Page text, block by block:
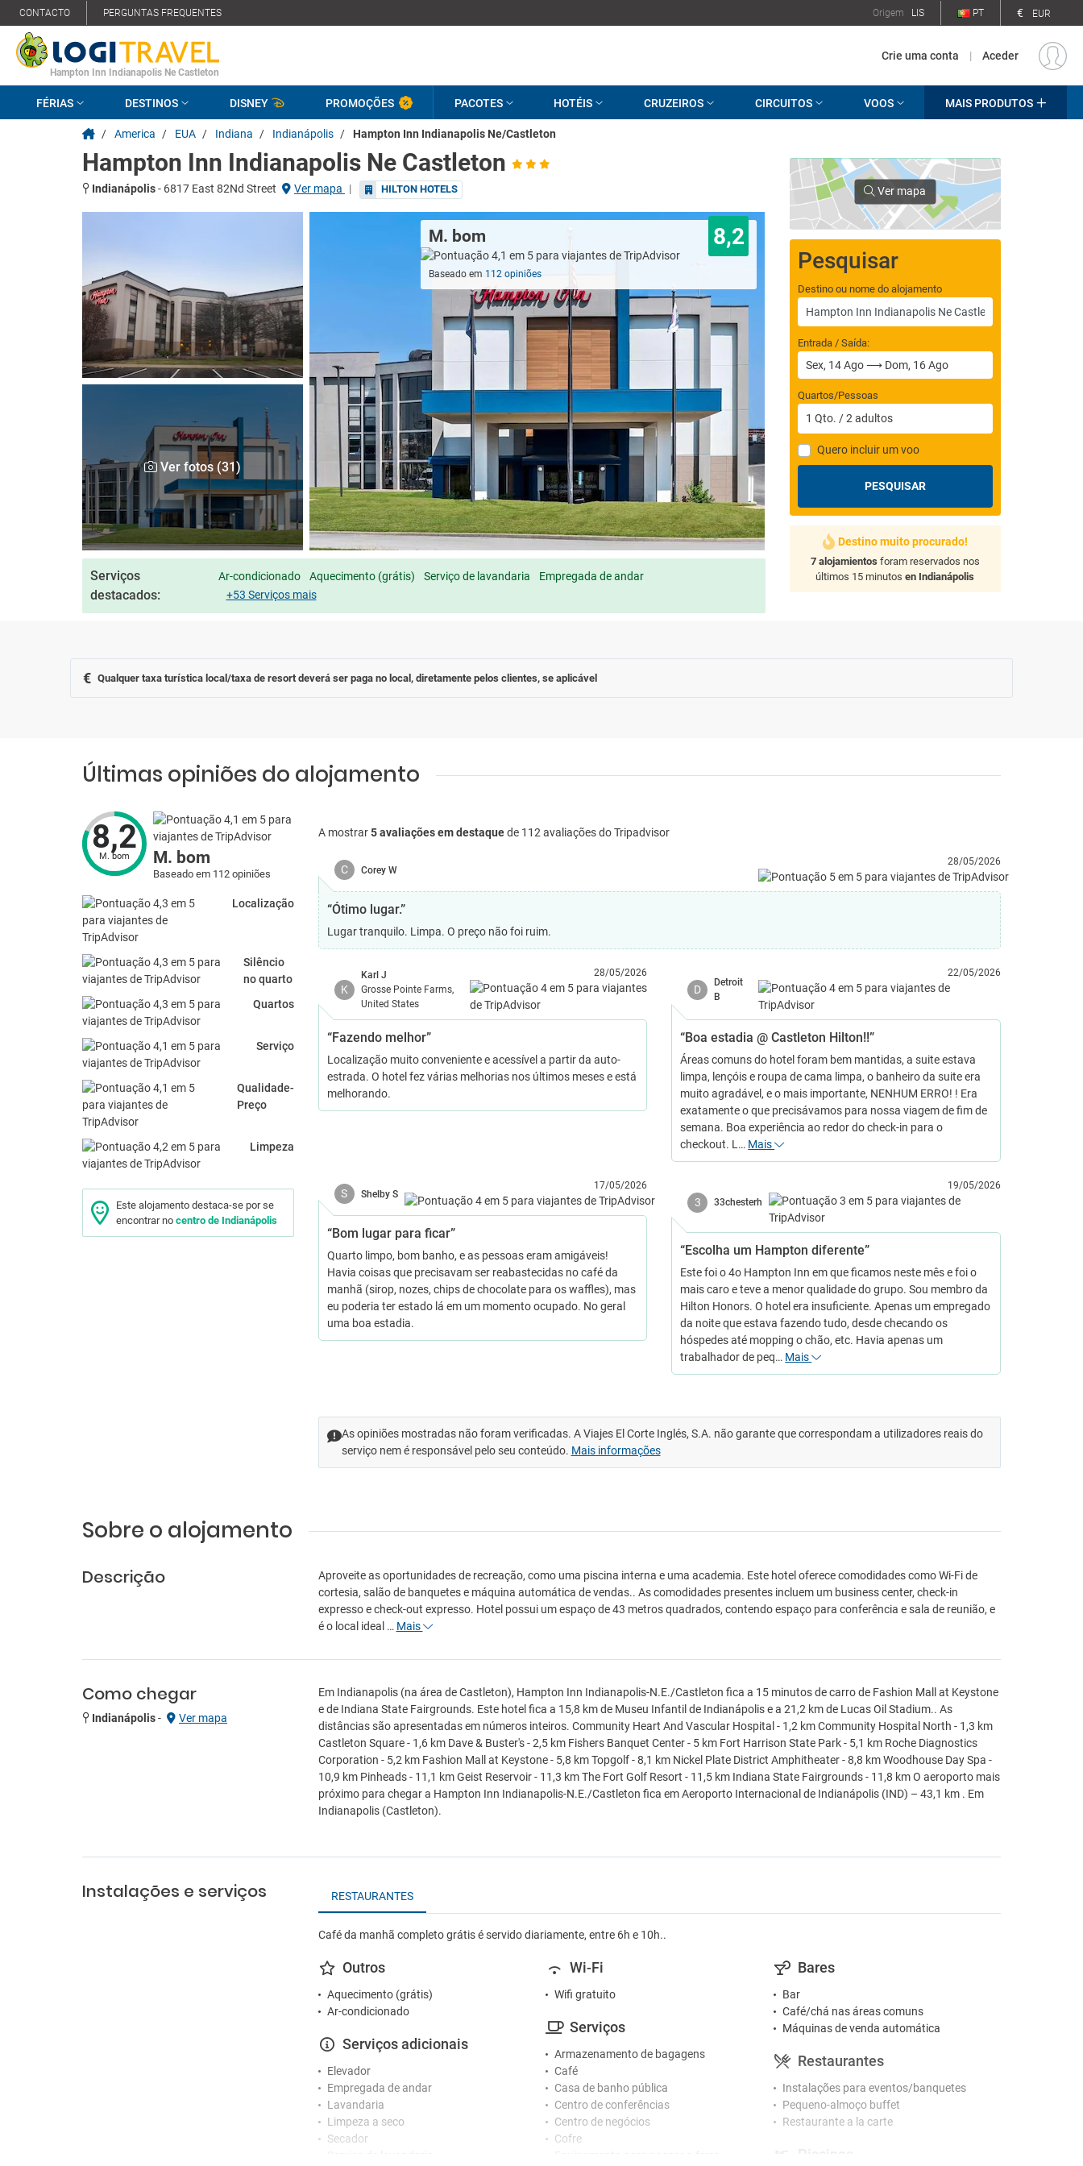
CONTACTO PERGUNTAS FREQUENTES Origem LIS PT € EUR
Hampton Inn Indianapolis Ne Castleton
Crie uma conta | Aceder
FÉRIAS DESTINOS DISNEY PROMOÇÕES PACOTES HOTÉIS CRUZEIROS CIRCUITOS VOOS MAIS PRODUTOS
/ America / EUA / Indiana / Indianápolis / Hampton Inn Indianapolis Ne/Castleton
Hampton Inn Indianapolis Ne Castleton
Indianápolis- 6817 East 82Nd Street Ver mapa | HILTON HOTELS
Ver fotos (31)
M. bom 8,2
Baseado em 112 opiniões
Serviços
destacados:
Ar-condicionado Aquecimento (grátis) Serviço de lavandaria
Empregada de andar
+53 Serviços mais
Ver mapa
Pesquisar
Destino ou nome do alojamento
Entrada / Saída:
Quartos/Pessoas
1 Qto. /2 adultos
Quero incluir um voo
PESQUISAR
Destino muito procurado!
7 alojamientos foram reservados nos
últimos 15 minutosen Indianápolis
€ Qualquer taxa turística local/taxa de resort deverá ser paga no local, diretamente pelos clientes, se aplicável
Últimas opiniões do alojamento
8,2
M. bom M. bom
Baseado em 112 opiniões
Localização
Silêncio
no quarto
Quartos
Serviço
Qualidade-
Preço
Limpeza
Este alojamento destaca-se por se
encontrar no centro de Indianápolis
A mostrar5 avaliações em destaquede 112 avaliações do Tripadvisor
C Corey W
28/05/2026
“Ótimo lugar.”
Lugar tranquilo. Limpa. O preço não foi ruim.
K
Karl J
Grosse Pointe Farms,
United States
28/05/2026
“Fazendo melhor”
Localização muito conveniente e acessível a partir da auto-
estrada. O hotel fez várias melhorias nos últimos meses e está
melhorando.
D
Detroit
B
22/05/2026
“Boa estadia @ Castleton Hilton!!”
Áreas comuns do hotel foram bem mantidas, a suite estava
limpa, lençóis e roupa de cama limpa, o banheiro da suite era
muito agradável, e o mais importante, NENHUM ERRO! ! Era
exatamente o que precisávamos para nossa viagem de fim de
semana. Boa experiência ao redor do check-in para o
checkout. L… Mais
S Shelby S
17/05/2026
“Bom lugar para ficar”
Quarto limpo, bom banho, e as pessoas eram amigáveis!
Havia coisas que precisavam ser reabastecidas no café da
manhã (sirop, nozes, chips de chocolate para os waffles), mas
eu poderia ter estado lá em um momento ocupado. No geral
uma boa estadia.
3 33chesterh
19/05/2026
“Escolha um Hampton diferente”
Este foi o 4o Hampton Inn em que ficamos neste mês e foi o
mais caro e teve a menor qualidade do grupo. Sou membro da
Hilton Honors. O hotel era insuficiente. Apenas um empregado
da noite que estava fazendo tudo, desde checando os
hóspedes até mopping o chão, etc. Havia apenas um
trabalhador de peq… Mais
As opiniões mostradas não foram verificadas. A Viajes El Corte Inglés, S.A. não garante que correspondam a utilizadores reais do
serviço nem é responsável pelo seu conteúdo. Mais informações
Sobre o alojamento
Descrição
Aproveite as oportunidades de recreação, como uma piscina interna e uma academia. Este hotel oferece comodidades como Wi-Fi de
cortesia, salão de banquetes e máquina automática de vendas.. As comodidades presentes incluem um business center, check-in
expresso e check-out expresso. Hotel possui um espaço de 43 metros quadrados, contendo espaço para conferência e sala de reunião, e
é o local ideal … Mais
Como chegar
Indianápolis- Ver mapa
Em Indianapolis (na área de Castleton), Hampton Inn Indianapolis-N.E./Castleton fica a 15 minutos de carro de Fashion Mall at Keystone
e de Indiana State Fairgrounds. Este hotel fica a 15,8 km de Museu Infantil de Indianápolis e a 21,2 km de Lucas Oil Stadium.. As
distâncias são apresentadas em números inteiros. Community Heart And Vascular Hospital - 1,2 km Community Hospital North - 1,3 km
Castleton Square - 1,6 km Dave & Buster's - 2,5 km Fishers Banquet Center - 5 km Fort Harrison State Park - 5,1 km Roche Diagnostics
Corporation - 5,2 km Fashion Mall at Keystone - 5,8 km Topgolf - 8,1 km Nickel Plate District Amphitheater - 8,8 km Woodhouse Day Spa -
10,9 km Pinheads - 11,1 km Geist Reservoir - 11,3 km The Fort Golf Resort - 11,5 km Indiana State Fairgrounds - 11,8 km O aeroporto mais
próximo para chegar a Hampton Inn Indianapolis-N.E./Castleton fica em Aeroporto Internacional de Indianápolis (IND) – 43,1 km . Em
Indianapolis (Castleton).
Instalações e serviços RESTAURANTES
Café da manhã completo grátis é servido diariamente, entre 6h e 10h..
Outros
Aquecimento (grátis)
Ar-condicionado
Serviços adicionais
Elevador
Empregada de andar
Lavandaria
Limpeza a seco
Secador
Wi-Fi
Wifi gratuito
Serviços
Armazenamento de bagagens
Café
Casa de banho pública
Centro de conferências
Centro de negócios
Cofre
Bares
Bar
Café/chá nas áreas comuns
Máquinas de venda automática
Restaurantes
Instalações para eventos/banquetes
Pequeno-almoço buffet
Restaurante a la carte